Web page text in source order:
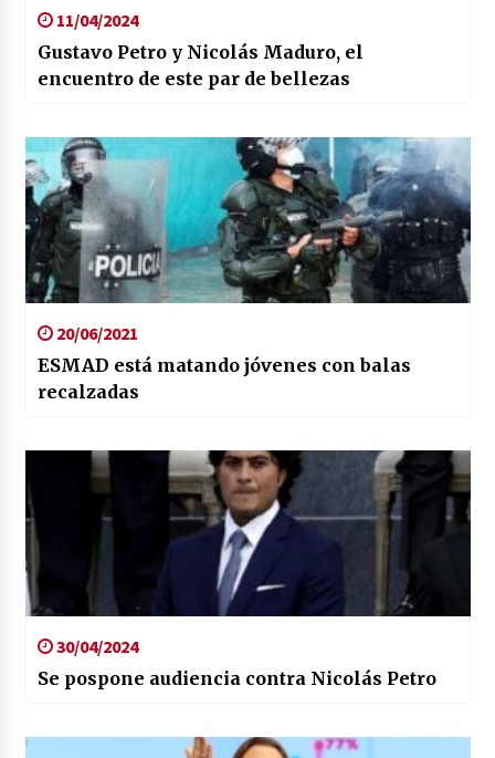
11/04/2024
Gustavo Petro y Nicolás Maduro, el
encuentro de este par de bellezas
20/06/2021
ESMAD está matando jóvenes con balas
recalzadas
30/04/2024
Se pospone audiencia contra Nicolás Petro